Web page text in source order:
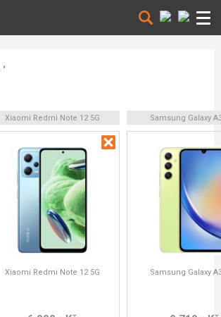
Xiaomi Redmi Note 12 5G Samsung Galaxy
Xiaomi Redmi Note 12 5G Samsung Galaxy